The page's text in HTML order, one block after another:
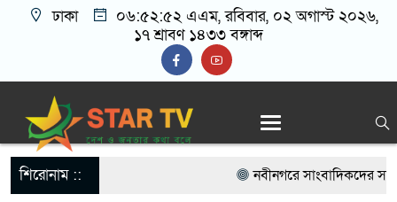
ঢাকা ০৬:৫২:৫৩ এএম, রবিবার, ০২ অগাস্ট ২০২৬,
১৭ শ্রাবণ ১৪৩৩ বঙ্গাব্দ
শিরোনাম ::
নবীনগরে সাংবাদিকদের